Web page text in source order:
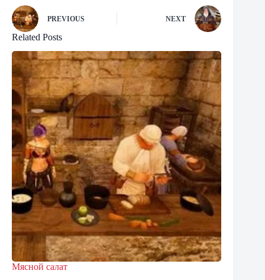
PREVIOUS NEXT
Related Posts
Мясной салат